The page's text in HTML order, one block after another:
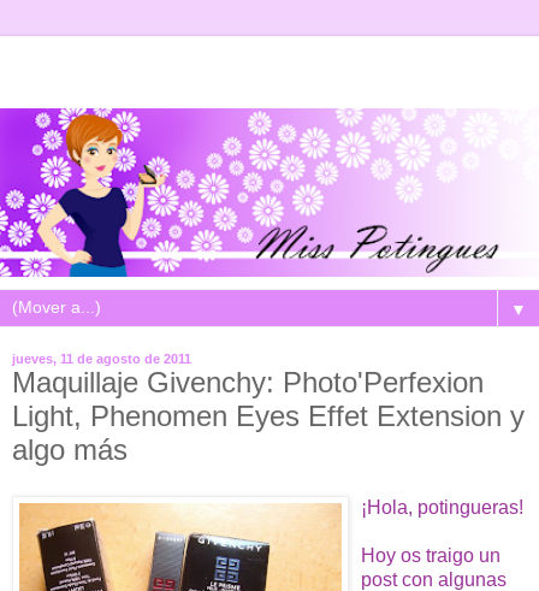
▼
jueves, 11 de agosto de 2011
Maquillaje Givenchy: Photo'Perfexion
Light, Phenomen Eyes Effet Extension y
algo más
¡Hola, potingueras!
Hoy os traigo un
post con algunas